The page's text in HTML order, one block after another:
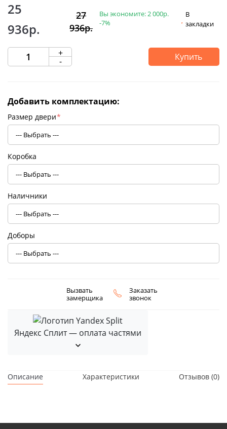
25
936р.
27
936р.
Вы экономите: 2 000р.
-7%
В
закладки
+
- Купить
Добавить комплектацию:
Размер двери*
Коробка
Наличники
Доборы
Вызвать
замерщика
Заказать
звонок
Яндекс Сплит — оплата частями
Описание Характеристики Отзывов (0)